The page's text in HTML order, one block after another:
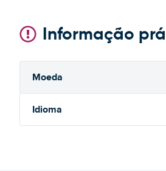
Informação
Moeda
Idioma